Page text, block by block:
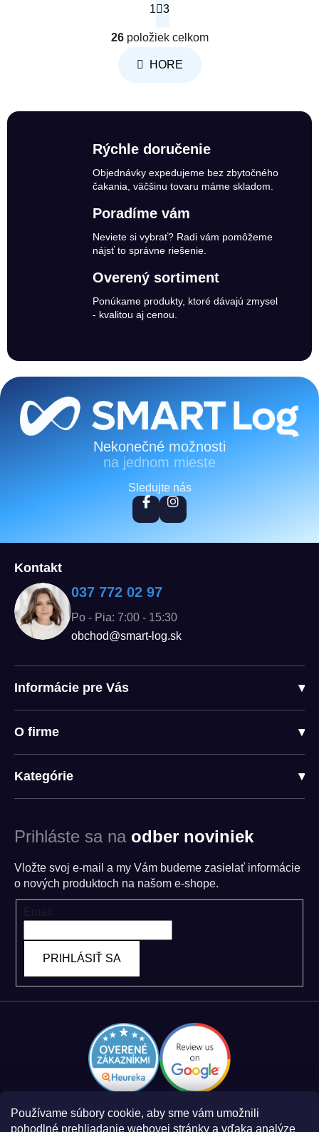
Používame súbory cookie, aby sme vám umožnili
pohodlné prehliadanie webovej stránky a vďaka analýze
1 3
26položiek celkom
HORE
Rýchle doručenie
Objednávky expedujeme bez zbytočného
čakania, väčšinu tovaru máme skladom.
Poradíme vám
Neviete si vybrať? Radi vám pomôžeme
nájsť to správne riešenie.
Overený sortiment
Ponúkame produkty, ktoré dávajú zmysel
- kvalitou aj cenou.
Zápätie
Nekonečné možnosti
na jednom mieste
Sledujte nás
Kontakt
037 772 02 97
Po - Pia: 7:00 - 15:30
obchod@smart-log.sk
Informácie pre Vás ▾
O firme ▾
Kategórie ▾
Prihláste sa na odber noviniek
Vložte svoj e-mail a my Vám budeme zasielať informácie
o nových produktoch na našom e-shope.
PRIHLÁSIŤ SA